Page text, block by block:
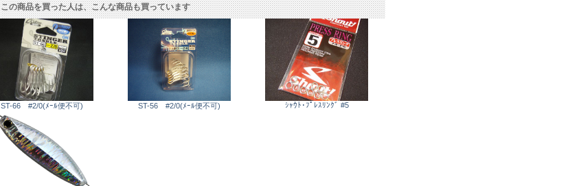
この商品を買った人は、こんな商品も買っています
ST-66 #2/0(ﾒｰﾙ便不可) ST-56 #2/0(ﾒｰﾙ便不可) ｼｬｳﾄ･ﾌﾟﾚｽﾘﾝｸﾞ #5